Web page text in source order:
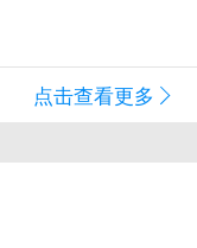
点击查看更多